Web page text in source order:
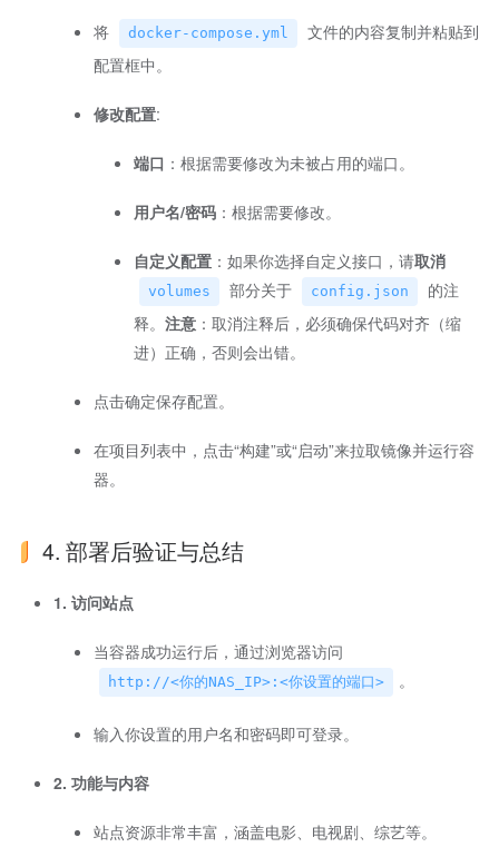
将 docker-compose.yml
文件的内容复制并粘贴到
配置框中。
修改配置:
端口 ：根据需要修改为未被占用的端口。
用户名/密码 ：根据需要修改。
自定义配置 ：如果你选择自定义接口，请取消
volumes 部分关于 config.json
的注
释。 注意 ：取消注释后，必须确保代码对齐（缩
进）正确，否则会出错。
点击确定保存配置。
在项目列表中，点击“构建”或“启动”来拉取镜像并运行容
器。
4. 部署后验证与总结
1. 访问站点
当容器成功运行后，通过浏览器访问
http://<你的NAS_IP>:<你设置的端口> 。
输入你设置的用户名和密码即可登录。
2. 功能与内容
站点资源非常丰富，涵盖电影、电视剧、综艺等。